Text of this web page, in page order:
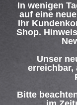
In wenigen
auf eine
Ihr
Shop.
Unser
erreichbar,
Bitte
SERVICE HOTLINE
INFORMATIONEN